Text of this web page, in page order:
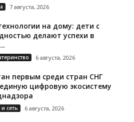
7 августа, 2026
на дому: дети с
делают успехи в
6 августа, 2026
первым среди стран СНГ
цифровую экосистему
сеть 6 августа, 2026